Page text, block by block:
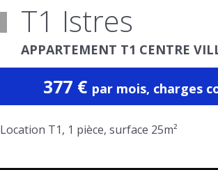
T1 Istres
APPARTEMENT T1 CENTRE
377 € par mois, charges
Location T1, 1 pièce, surface 25m²